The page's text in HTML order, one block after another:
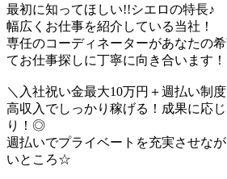
最初に知ってほしい!!シエロの特長♪
幅広くお仕事を紹介している当社！
専任のコーディネーターがあなたの
てお仕事探しに丁寧に向き合います！
＼入社祝い金最大10万円＋週払い制
高収入でしっかり稼げる！成果に応
り！◎
週払いでプライベートを充実させな
いところ☆